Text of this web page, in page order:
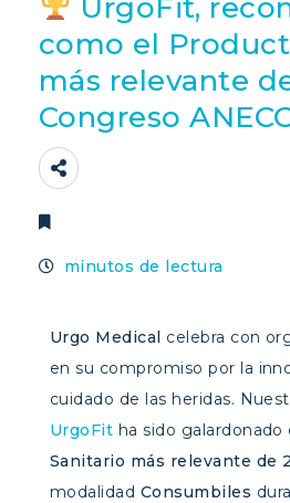
UrgoFit,
como el
más relevante
Congreso
minutos de lectura
Urgo Medical celebra con
en su compromiso por la
cuidado de las heridas.
UrgoFit ha sido galardonado
Sanitario más relevante de
modalidad Consumbiles